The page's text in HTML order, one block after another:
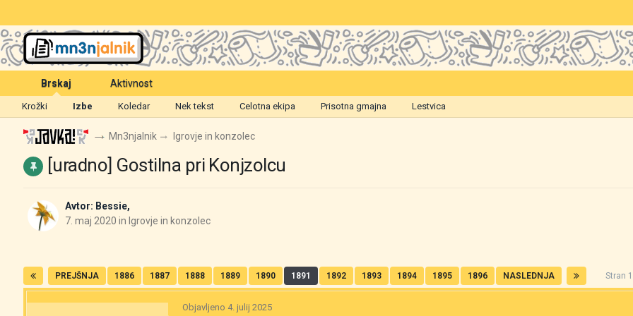
Brskaj
Krožki Izbe Koledar Nek tekst Celotna ekipa Prisotna gmajna Lestvica
Aktivnost
Mn3njalnik Igrovje in konzolec
[uradno] Gostilna pri Konjzolcu
Avtor: Bessie,
7. maj 2020 in Igrovje in konzolec
PREJŠNJA 1886 1887 1888 1889 1890 1891 1892 1893 1894 1895 1896 NASLEDNJA Stran
Objavljeno 4. julij 2025